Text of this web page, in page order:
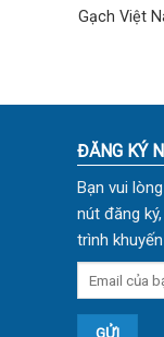
Gạch Việt
ĐĂNG KÝ
Bạn vui
nút đăng
trình